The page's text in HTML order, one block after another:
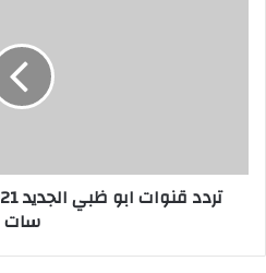
سات